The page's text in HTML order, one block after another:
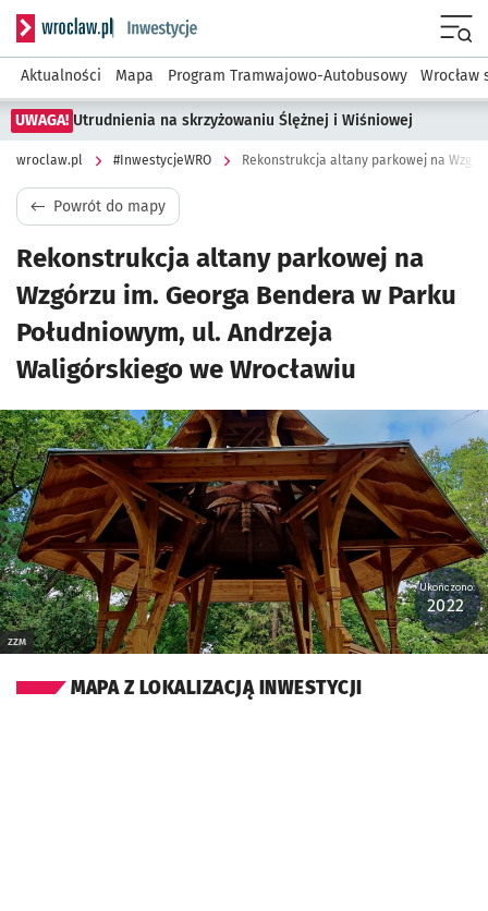
Serwis informacyjny wroclaw.pl podserwis:
Aktualności Mapa Program Tramwajowo-Autobusowy Wrocław
UWAGA! Utrudnienia na skrzyżowaniu Ślężnej i Wiśniowej
wroclaw.pl #InwestycjeWRO
Powrót do mapy
Rekonstrukcja altany parkowej na
Wzgórzu im. Georga Bendera w Parku
Południowym, ul. Andrzeja
Waligórskiego we Wrocławiu
Kliknij, aby powiększyć
ZZM
Ukończono:
2022
MAPA Z LOKALIZACJĄ INWESTYCJI